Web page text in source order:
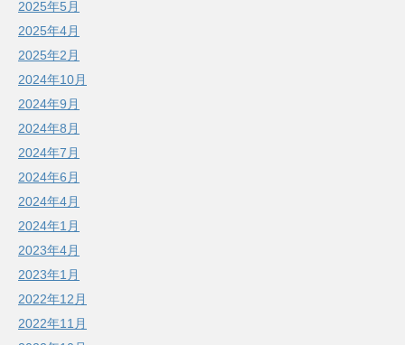
2025年5月
2025年4月
2025年2月
2024年10月
2024年9月
2024年8月
2024年7月
2024年6月
2024年4月
2024年1月
2023年4月
2023年1月
2022年12月
2022年11月